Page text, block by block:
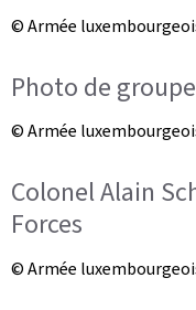
© Armée
Photo de groupe
© Armée
Colonel Alain
Forces
© Armée